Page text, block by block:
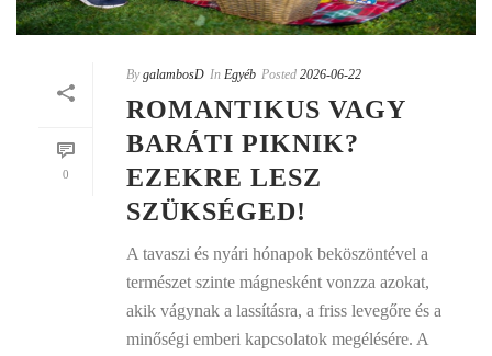
0
By galambosD In Egyéb Posted 2026-06-22
ROMANTIKUS VAGY
BARÁTI PIKNIK?
EZEKRE LESZ
SZÜKSÉGED!
A tavaszi és nyári hónapok beköszöntével a
természet szinte mágnesként vonzza azokat,
akik vágynak a lassításra, a friss levegőre és a
minőségi emberi kapcsolatok megélésére. A